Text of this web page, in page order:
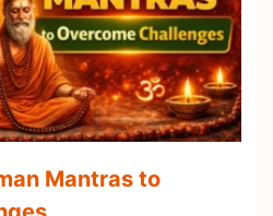
Mantras to